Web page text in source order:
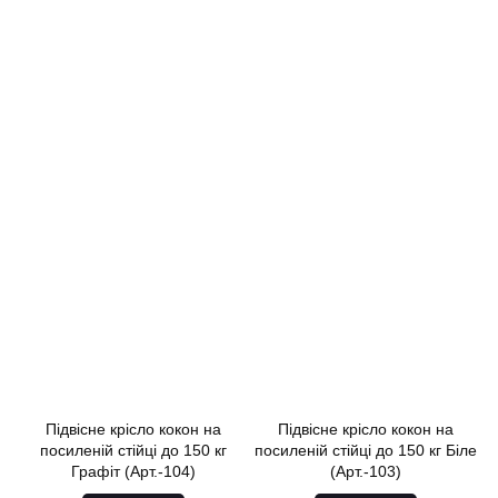
Підвісне крісло кокон на
посиленій стійці до 150 кг
Графіт (Арт.-104)
Підвісне крісло кокон на
посиленій стійці до 150 кг Біле
(Арт.-103)